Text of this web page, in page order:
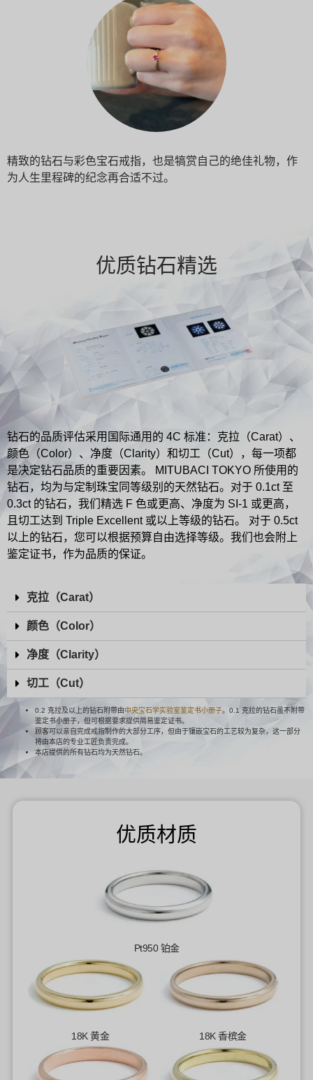
精致的钻石与彩色宝石戒指，也是犒赏自己的绝佳礼物，作
为人生里程碑的纪念再合适不过。
优质钻石精选
钻石的品质评估采用国际通用的 4C 标准：克拉（Carat）、
颜色（Color）、净度（Clarity）和切工（Cut），每一项都
是决定钻石品质的重要因素。 MITUBACI TOKYO 所使用的
钻石，均为与定制珠宝同等级别的天然钻石。对于 0.1ct 至
0.3ct 的钻石，我们精选 F 色或更高、净度为 SI-1 或更高，
且切工达到 Triple Excellent 或以上等级的钻石。 对于 0.5ct
以上的钻石，您可以根据预算自由选择等级。我们也会附上
鉴定证书，作为品质的保证。
克拉（Carat）
颜色（Color）
净度（Clarity）
切工（Cut）
0.2 克拉及以上的钻石附带由中央宝石学实验室鉴定书小册子。0.1 克拉的钻石虽不附带
鉴定书小册子，但可根据要求提供简易鉴定证书。
顾客可以亲自完成戒指制作的大部分工序，但由于镶嵌宝石的工艺较为复杂，这一部分
将由本店的专业工匠负责完成。
本店提供的所有钻石均为天然钻石。
优质材质
Pt950 铂金
18K 黄金 18K 香槟金